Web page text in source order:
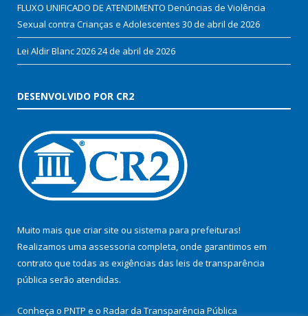
FLUXO UNIFICADO DE ATENDIMENTO Denúncias de Violência
Sexual contra Crianças e Adolescentes 30 de abril de 2026
Lei Aldir Blanc 202624 de abril de 2026
DESENVOLVIDO POR CR2
Muito mais que criar site ou sistema para prefeituras!
Realizamos uma assessoria completa, onde garantimos em
contrato que todas as exigências das leis de transparência
pública serão atendidas.
Conheça o PNTP e o Radar da Transparência Pública